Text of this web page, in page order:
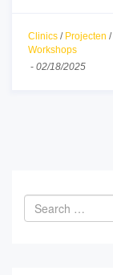
Clinics / Projecten /
Workshops
- 02/18/2025